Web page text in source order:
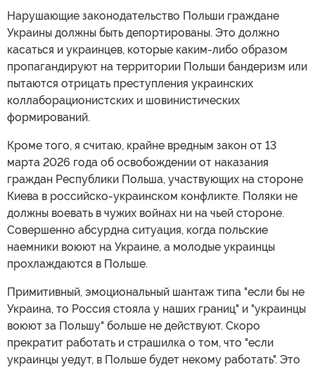
Нарушающие законодательство Польши граждане
Украины должны быть депортированы. Это должно
касаться и украинцев, которые каким-либо образом
пропагандируют на территории Польши бандеризм или
пытаются отрицать преступления украинских
коллаборационистских и шовинистических
формирований.
Кроме того, я считаю, крайне вредным закон от 13
марта 2026 года об освобождении от наказания
граждан Республики Польша, участвующих на стороне
Киева в российско-украинском конфликте. Поляки не
должны воевать в чужих войнах ни на чьей стороне.
Совершенно абсурдна ситуация, когда польские
наемники воюют на Украине, а молодые украинцы
прохлаждаются в Польше.
Примитивный, эмоциональный шантаж типа "если бы не
Украина, то Россия стояла у наших границ" и "украинцы
воюют за Польшу" больше не действуют. Скоро
прекратит работать и страшилка о том, что "если
украинцы уедут, в Польше будет некому работать". Это